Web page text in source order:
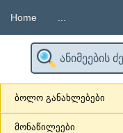
Home
ბოლო განახლებები
მონაწილეები